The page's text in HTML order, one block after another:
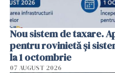
Nou sistem de taxare.
pentru rovinietă şi
la 1 octombrie
07 AUGUST 2026